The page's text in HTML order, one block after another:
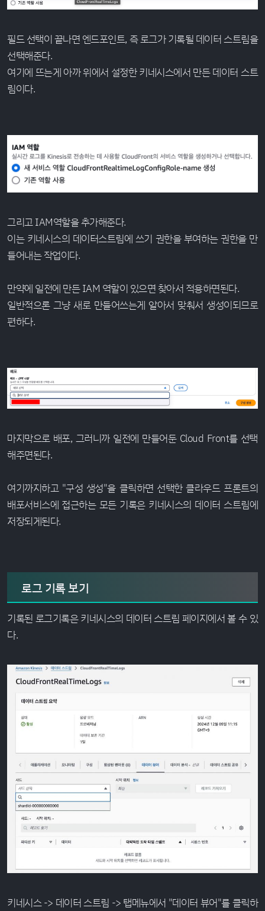
필드 선택이 끝나면 엔드포인트, 즉 로그가 기록될 데이터 스트림을
선택해준다.
여기에 뜨는게 아까 위에서 설정한 키네시스에서 만든 데이터 스트
림이다.
그리고 IAM역할을 추가해준다.
이는 키네시스의 데이터스트림에 쓰기 권한을 부여하는 권한을 만
들어내는 작업이다.
만약에 일전에 만든 IAM 역할이 있으면 찾아서 적용하면된다.
일반적으론 그냥 새로 만들어쓰는게 알아서 맞춰서 생성이되므로
편하다.
마지막으로 배포, 그러니까 일전에 만들어둔 Cloud Front를 선택
해주면된다.
여기까지하고 "구성 생성"을 클릭하면 선택한 클라우드 프론트의
배포서비스에 접근하는 모든 기록은 키네시스의 데이터 스트림에
저장되게된다.
로그 기록 보기
기록된 로그기록은 키네시스의 데이터 스트림 페이지에서 볼 수 있
다.
키네시스 -> 데이터 스트림 -> 탭메뉴에서 "데이터 뷰어"를 클릭하